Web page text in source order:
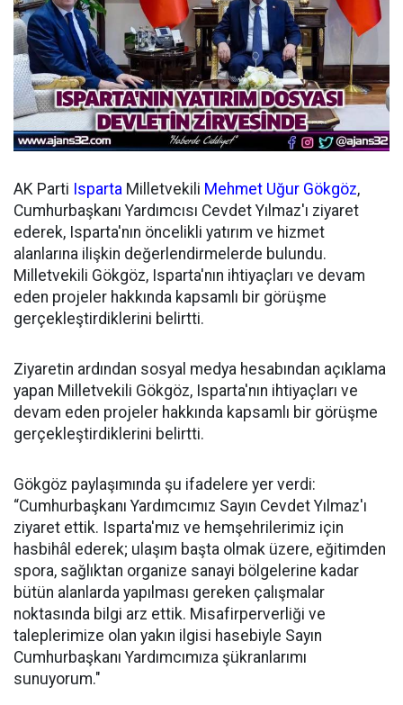
AK Parti Isparta Milletvekili Mehmet Uğur Gökgöz,
Cumhurbaşkanı Yardımcısı Cevdet Yılmaz'ı ziyaret
ederek, Isparta'nın öncelikli yatırım ve hizmet
alanlarına ilişkin değerlendirmelerde bulundu.
Milletvekili Gökgöz, Isparta'nın ihtiyaçları ve devam
eden projeler hakkında kapsamlı bir görüşme
gerçekleştirdiklerini belirtti.
Ziyaretin ardından sosyal medya hesabından açıklama
yapan Milletvekili Gökgöz, Isparta'nın ihtiyaçları ve
devam eden projeler hakkında kapsamlı bir görüşme
gerçekleştirdiklerini belirtti.
Gökgöz paylaşımında şu ifadelere yer verdi:
“Cumhurbaşkanı Yardımcımız Sayın Cevdet Yılmaz'ı
ziyaret ettik. Isparta'mız ve hemşehrilerimiz için
hasbihâl ederek; ulaşım başta olmak üzere, eğitimden
spora, sağlıktan organize sanayi bölgelerine kadar
bütün alanlarda yapılması gereken çalışmalar
noktasında bilgi arz ettik. Misafirperverliği ve
taleplerimize olan yakın ilgisi hasebiyle Sayın
Cumhurbaşkanı Yardımcımıza şükranlarımı
sunuyorum."